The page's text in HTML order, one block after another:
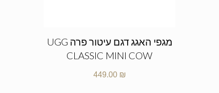
מגפי האגג דגם עיטור פרה UGG
CLASSIC MINI COW
449.00 ₪